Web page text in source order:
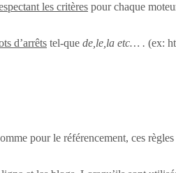
les critères pour chaque
d’arrêts tel-que de,le,la etc… . (ex:
pour le référencement, ces